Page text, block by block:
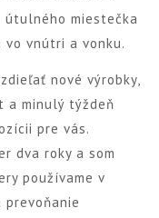
útulného miestečka
vnútri a vonku.
nové výrobky,
a minulý týždeň
pre vás.
dva roky a som
používame v